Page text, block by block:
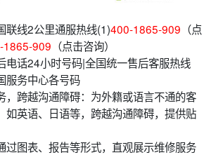
联线2公里通服热线(1)400-1865-909 （点
1865-909 （点击咨询）
电话24小时号码|全国统一售后客服热线
服务中心各号码
，跨越沟通障碍：为外籍或语言不通的客
如英语、日语等，跨越沟通障碍，提供贴
过图表、报告等形式，直观展示维修服务